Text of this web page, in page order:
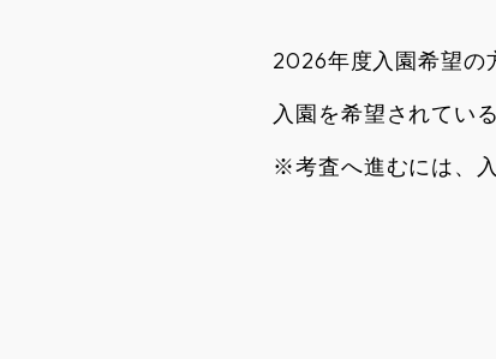
2026年度入園希望の
入園を希望されてい
※考査へ進むには、